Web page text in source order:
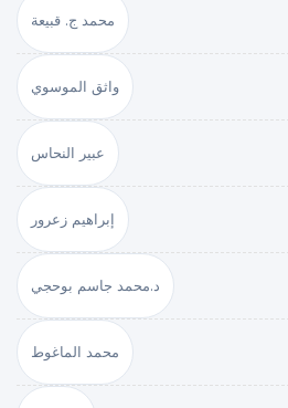
محمد ج. قبيعة
واثق الموسوي
عبير النحاس
إبراهيم زعرور
د.محمد جاسم بوحجي
محمد الماغوط